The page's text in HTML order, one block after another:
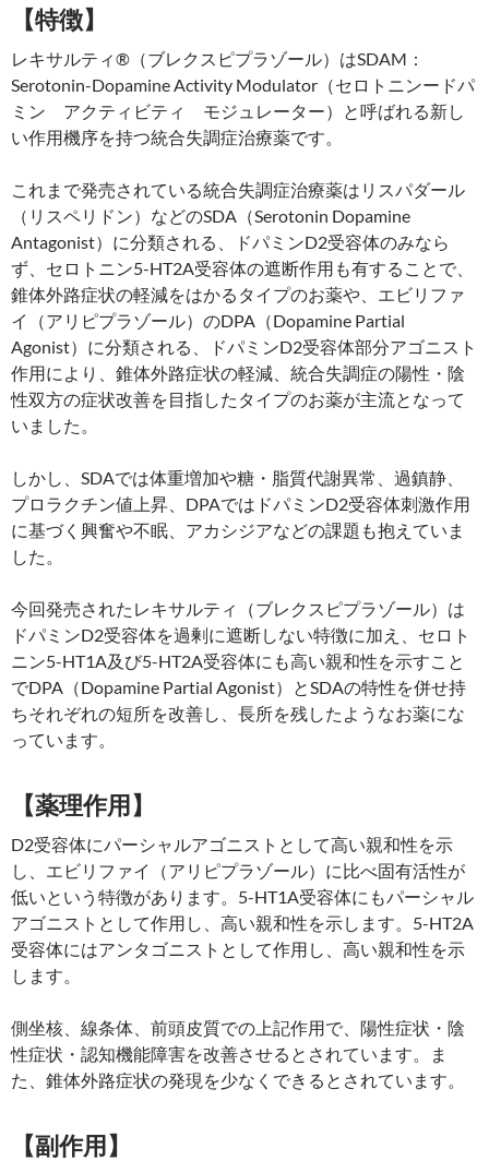
【特徴】
レキサルティ®（ブレクスピプラゾール）はSDAM：
Serotonin-Dopamine Activity Modulator（セロトニンードパ
ミン アクティビティ モジュレーター）と呼ばれる新し
い作用機序を持つ統合失調症治療薬です。
これまで発売されている統合失調症治療薬はリスパダール
（リスペリドン）などのSDA（Serotonin Dopamine
Antagonist）に分類される、ドパミンD2受容体のみなら
ず、セロトニン5-HT2A受容体の遮断作用も有することで、
錐体外路症状の軽減をはかるタイプのお薬や、エビリファ
イ（アリピプラゾール）のDPA（Dopamine Partial
Agonist）に分類される、ドパミンD2受容体部分アゴニスト
作用により、錐体外路症状の軽減、統合失調症の陽性・陰
性双方の症状改善を目指したタイプのお薬が主流となって
いました。
しかし、SDAでは体重増加や糖・脂質代謝異常、過鎮静、
プロラクチン値上昇、DPAではドパミンD2受容体刺激作用
に基づく興奮や不眠、アカシジアなどの課題も抱えていま
した。
今回発売されたレキサルティ（ブレクスピプラゾール）は
ドパミンD2受容体を過剰に遮断しない特徴に加え、セロト
ニン5-HT1A及び5-HT2A受容体にも高い親和性を示すこと
でDPA（Dopamine Partial Agonist）とSDAの特性を併せ持
ちそれぞれの短所を改善し、長所を残したようなお薬にな
っています。
【薬理作用】
D2受容体にパーシャルアゴニストとして高い親和性を示
し、エビリファイ（アリピプラゾール）に比べ固有活性が
低いという特徴があります。5-HT1A受容体にもパーシャル
アゴニストとして作用し、高い親和性を示します。5-HT2A
受容体にはアンタゴニストとして作用し、高い親和性を示
します。
側坐核、線条体、前頭皮質での上記作用で、陽性症状・陰
性症状・認知機能障害を改善させるとされています。ま
た、錐体外路症状の発現を少なくできるとされています。
【副作用】